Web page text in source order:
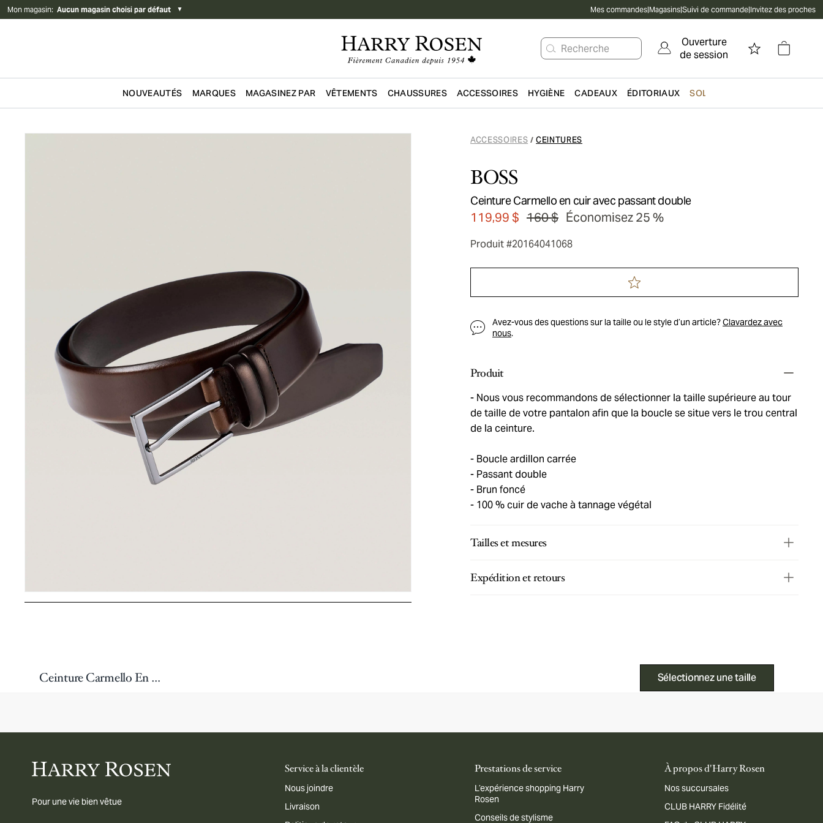
Mon magasin: Aucun magasin choisi par défaut ▼ Mes commandes|Magasins|Suivi de commande|Invitez des proches
Recherche
Ouverture
de session
Passer au contenu principal
NOUVEAUTÉS MARQUES MAGASINEZ PAR VÊTEMENTS CHAUSSURES ACCESSOIRES HYGIÈNE CADEAUX ÉDITORIAUX SOLDES
ACCESSOIRES / CEINTURES
BOSS
Ceinture Carmello en cuir avec passant double
119,99 $ 160 $ Économisez 25 %
Produit #20164041068
Avez-vous des questions sur la taille ou le style d’un article?Clavardez avec
nous.
Produit
Nous vous recommandons de sélectionner la taille supérieure au tour
de taille de votre pantalon afin que la boucle se situe vers le trou central
de la ceinture.
Boucle ardillon carrée
Passant double
Brun foncé
100 % cuir de vache à tannage végétal
Tailles et mesures
Expédition et retours
Ceinture Carmello En Cuir Avec Passant Double Sélectionnez une taille
Pour une vie bien vêtue
Service à la clientèle
Nous joindre
Livraison
Prestations de service
L’expérience shopping Harry
Rosen
Conseils de stylisme
À propos d'Harry Rosen
Nos succursales
CLUB HARRY Fidélité